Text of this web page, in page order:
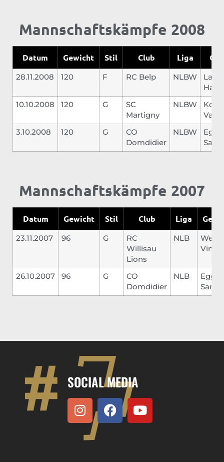
Mannschaftskämpfe 2008
Datum Gewicht Stil Club Liga
28.11.2008 120 F RC Belp NLBW
10.10.2008
120 G
SC
Martigny
NLBW
Valeri
3.10.2008
120 G
CO
Domdidier
NLBW
Mannschaftskämpfe 2007
Datum Gewicht Stil Club Liga
23.11.2007 96 G
RC
Willisau
Lions
NLB
Wey
26.10.2007 96 G
CO
Domdidier
NLB
Egger
SOCIAL MEDIA